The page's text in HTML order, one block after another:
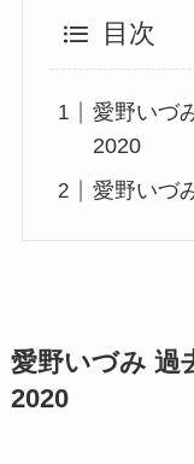
目次
愛野いづ
2020
愛野いづ
愛野いづみ 過
2020